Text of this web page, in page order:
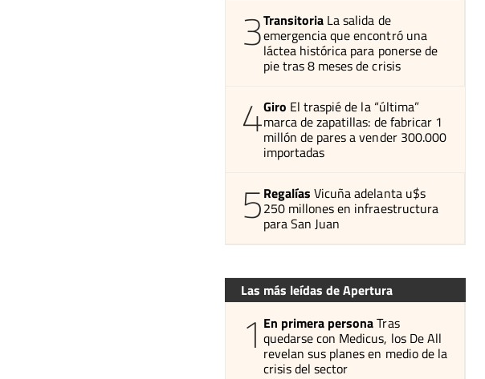
3Transitoria La salida de
emergencia que encontró una
láctea histórica para ponerse de
pie tras 8 meses de crisis
4Giro El traspié de la “última”
marca de zapatillas: de fabricar 1
millón de pares a vender 300.000
importadas
5Regalías Vicuña adelanta u$s
250 millones en infraestructura
para San Juan
Las más leídas de Apertura
1 En primera personaTras
quedarse con Medicus, los De All
revelan sus planes en medio de la
crisis del sector